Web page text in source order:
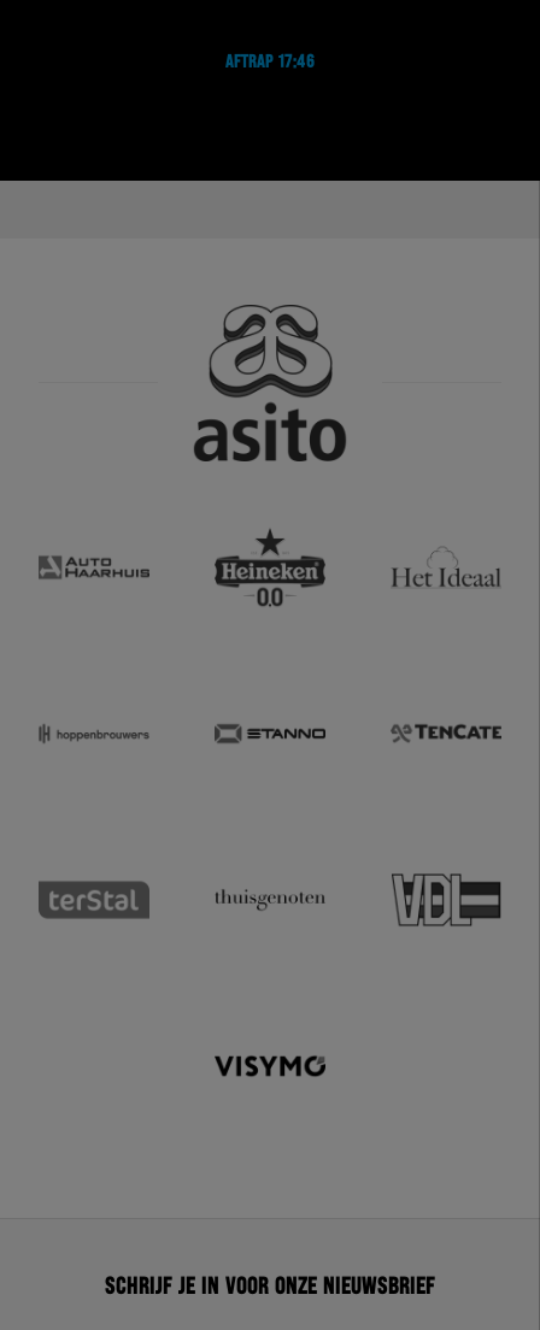
AFTRAP 17:46
Schrijf je in voor onze nieuwsbrief